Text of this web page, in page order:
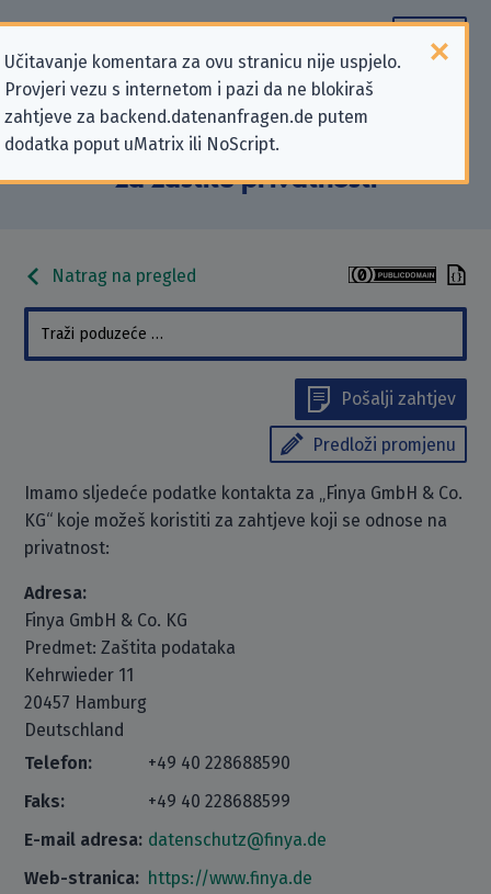
Učitavanje komentara za ovu stranicu nije uspjelo.
Provjeri vezu s internetom i pazi da ne blokiraš
zahtjeve za backend.datenanfragen.de putem
dodatka poput uMatrix ili NoScript.
Podaci kontakta „Finya GmbH &
Co. KG” koji se odnose na zahtjeve
za zaštitu privatnosti
Natrag na pregled
Pošalji zahtjev
Predloži promjenu
Imamo sljedeće podatke kontakta za „Finya GmbH & Co.
KG“ koje možeš koristiti za zahtjeve koji se odnose na
privatnost:
Adresa:
Finya GmbH & Co. KG
Predmet: Zaštita podataka
Kehrwieder 11
20457 Hamburg
Deutschland
Telefon:
+49 40 228688590
Faks:
+49 40 228688599
E-mail adresa: datenschutz@finya.de
Web-stranica: https://www.finya.de